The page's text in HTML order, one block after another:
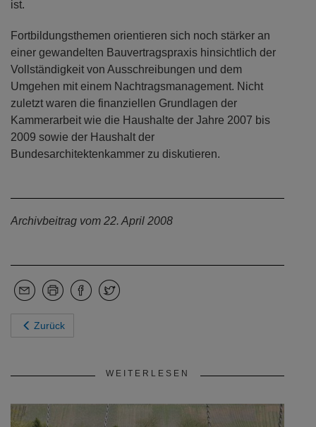
ist.
Fortbildungsthemen orientieren sich noch stärker an
einer gewandelten Bauvertragspraxis hinsichtlich der
Vollständigkeit von Ausschreibungen und dem
Umgehen mit einem Nachtragsmanagement. Nicht
zuletzt waren die finanziellen Grundlagen der
Kammerarbeit wie die Haushalte der Jahre 2007 bis
2009 sowie der Haushalt der
Bundesarchitektenkammer zu diskutieren.
Archivbeitrag vom 22. April 2008
Zurück
WEITERLESEN